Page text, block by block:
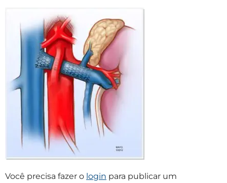
Você precisa fazer o login para publicar um